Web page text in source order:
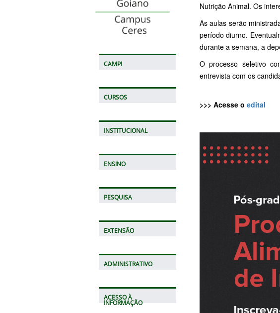
CAMPI
CURSOS
INSTITUCIONAL
ENSINO
PESQUISA
EXTENSÃO
ADMINISTRATIVO
ACESSO À
INFORMAÇÃO
Nutrição Animal. Os
As aulas serão
período diurno.
durante a semana, a
O processo seletivo
entrevista com os
>>> Acesse o edital